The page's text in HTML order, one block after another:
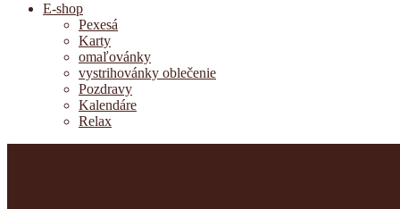
E-shop
Pexesá
Karty
omaľovánky
vystrihovánky oblečenie
Pozdravy
Kalendáre
Relax